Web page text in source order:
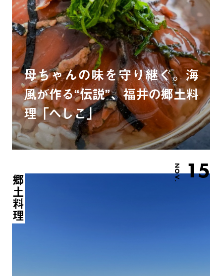
母ちゃんの味を守り継ぐ。海
風が作る“伝説”、福井の郷土料
理「へしこ」
NOV. 15
郷土料理